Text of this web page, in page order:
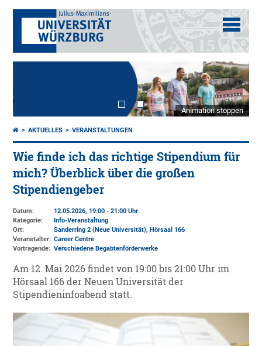
Animation stoppen
AKTUELLES VERANSTALTUNGEN
Wie finde ich das richtige Stipendium für
mich? Überblick über die großen
Stipendiengeber
Datum:
12.05.2026, 19:00 - 21:00 Uhr
Kategorie:
Info-Veranstaltung
Ort:
Sanderring 2 (Neue Universität), Hörsaal 166
Veranstalter: Career Centre
Vortragende: Verschiedene Begabtenförderwerke
Am 12. Mai 2026 findet von 19:00 bis 21:00 Uhr im
Hörsaal 166 der Neuen Universität der
Stipendieninfoabend statt.